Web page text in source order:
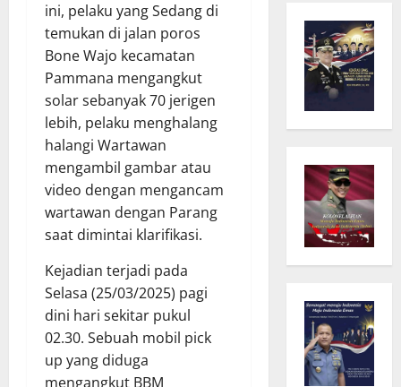
ini, pelaku yang Sedang di
temukan di jalan poros
Bone Wajo kecamatan
Pammana mengangkut
solar sebanyak 70 jerigen
lebih, pelaku menghalang
halangi Wartawan
mengambil gambar atau
video dengan mengancam
wartawan dengan Parang
saat dimintai klarifikasi.
Kejadian terjadi pada
Selasa (25/03/2025) pagi
dini hari sekitar pukul
02.30. Sebuah mobil pick
up yang diduga
mengangkut BBM